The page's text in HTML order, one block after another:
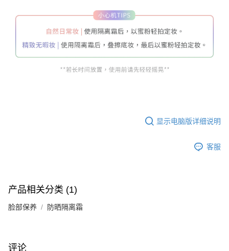
显示电脑版详细说明
客服
产品相关分类 (1)
脸部保养 防晒隔离霜
评论